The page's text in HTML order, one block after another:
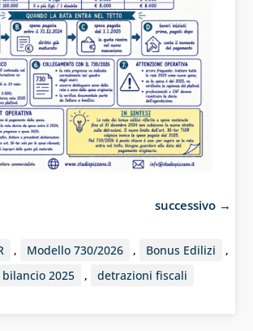
successivo →
, Modello 730/2026 , Bonus Edilizi
,
2025
, detrazioni fiscali